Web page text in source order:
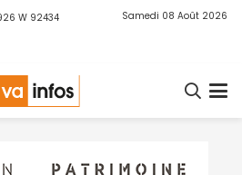
W 92434 Samedi 08 Août 2026